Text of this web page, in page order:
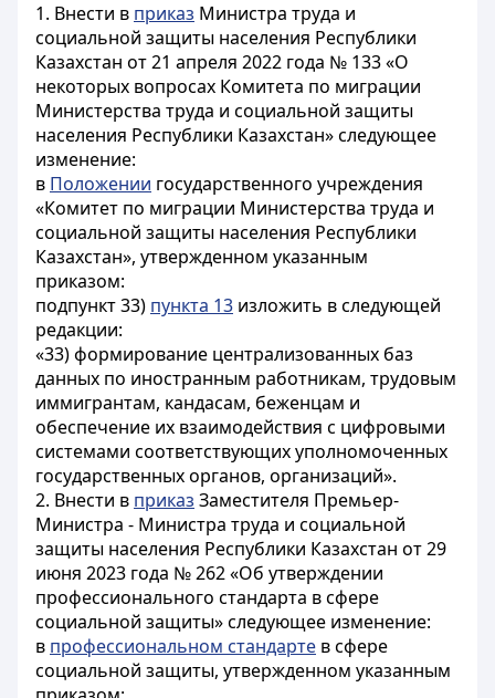
1. Внести в приказ Министра труда и
социальной защиты населения Республики
Казахстан от 21 апреля 2022 года № 133 «О
некоторых вопросах Комитета по миграции
Министерства труда и социальной защиты
населения Республики Казахстан» следующее
изменение:
в Положении государственного учреждения
«Комитет по миграции Министерства труда и
социальной защиты населения Республики
Казахстан», утвержденном указанным
приказом:
подпункт 33) пункта 13 изложить в следующей
редакции:
«33) формирование централизованных баз
данных по иностранным работникам, трудовым
иммигрантам, кандасам, беженцам и
обеспечение их взаимодействия с цифровыми
системами соответствующих уполномоченных
государственных органов, организаций».
2. Внести в приказ Заместителя Премьер-
Министра - Министра труда и социальной
защиты населения Республики Казахстан от 29
июня 2023 года № 262 «Об утверждении
профессионального стандарта в сфере
социальной защиты» следующее изменение:
в профессиональном стандарте в сфере
социальной защиты, утвержденном указанным